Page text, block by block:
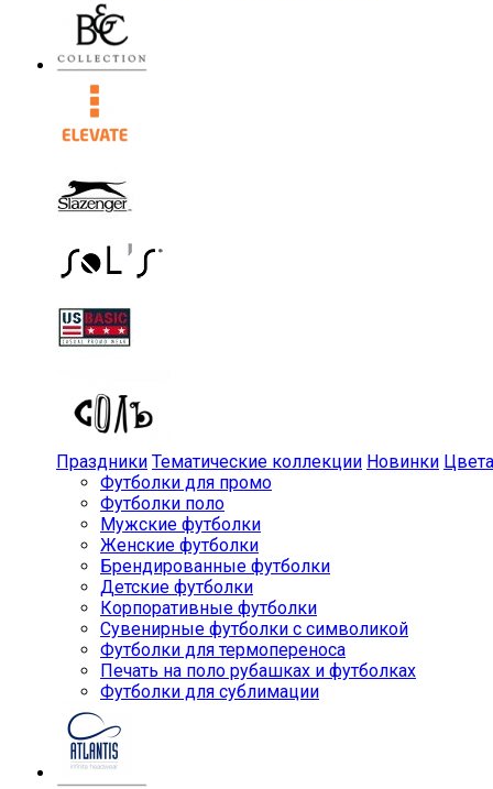
Праздники Тематические коллекции Новинки Цвета
Футболки для промо
Футболки поло
Мужские футболки
Женские футболки
Брендированные футболки
Детские футболки
Корпоративные футболки
Сувенирные футболки с символикой
Футболки для термопереноса
Печать на поло рубашках и футболках
Футболки для сублимации